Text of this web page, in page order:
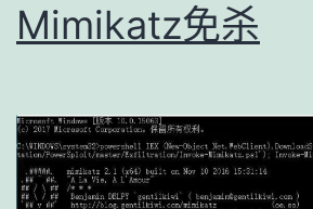
Mimikatz免杀